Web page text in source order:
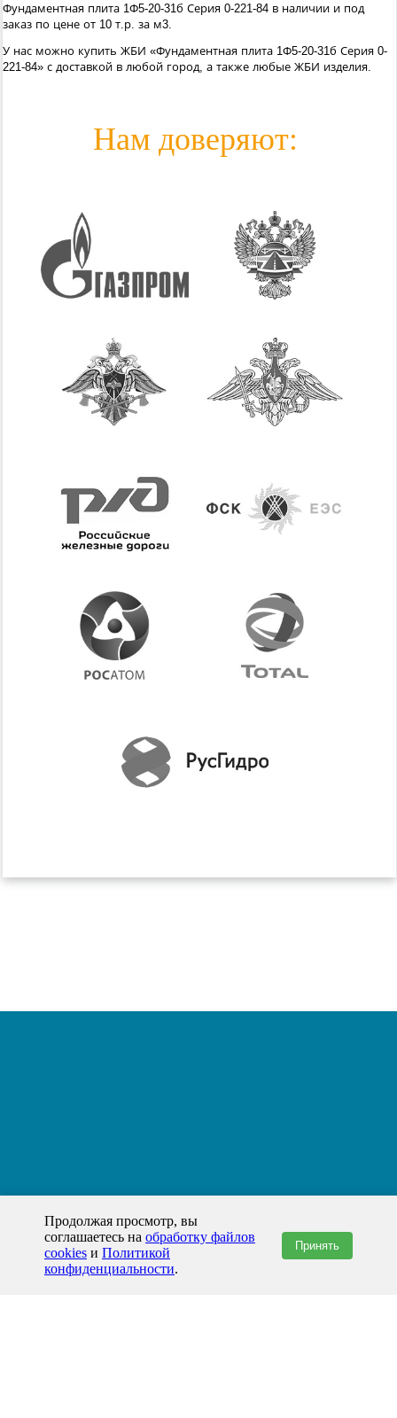
Фундаментная плита 1Ф5-20-31б Серия 0-221-84 в наличии и под
заказ по цене от 10 т.р. за м3.
У нас можно купить ЖБИ «Фундаментная плита 1Ф5-20-31б Серия 0-
221-84» с доставкой в любой город, а также любые ЖБИ изделия.
Нам доверяют:
Продолжая просмотр, вы
соглашаетесь на обработку файлов
cookies и Политикой
конфиденциальности.
Принять